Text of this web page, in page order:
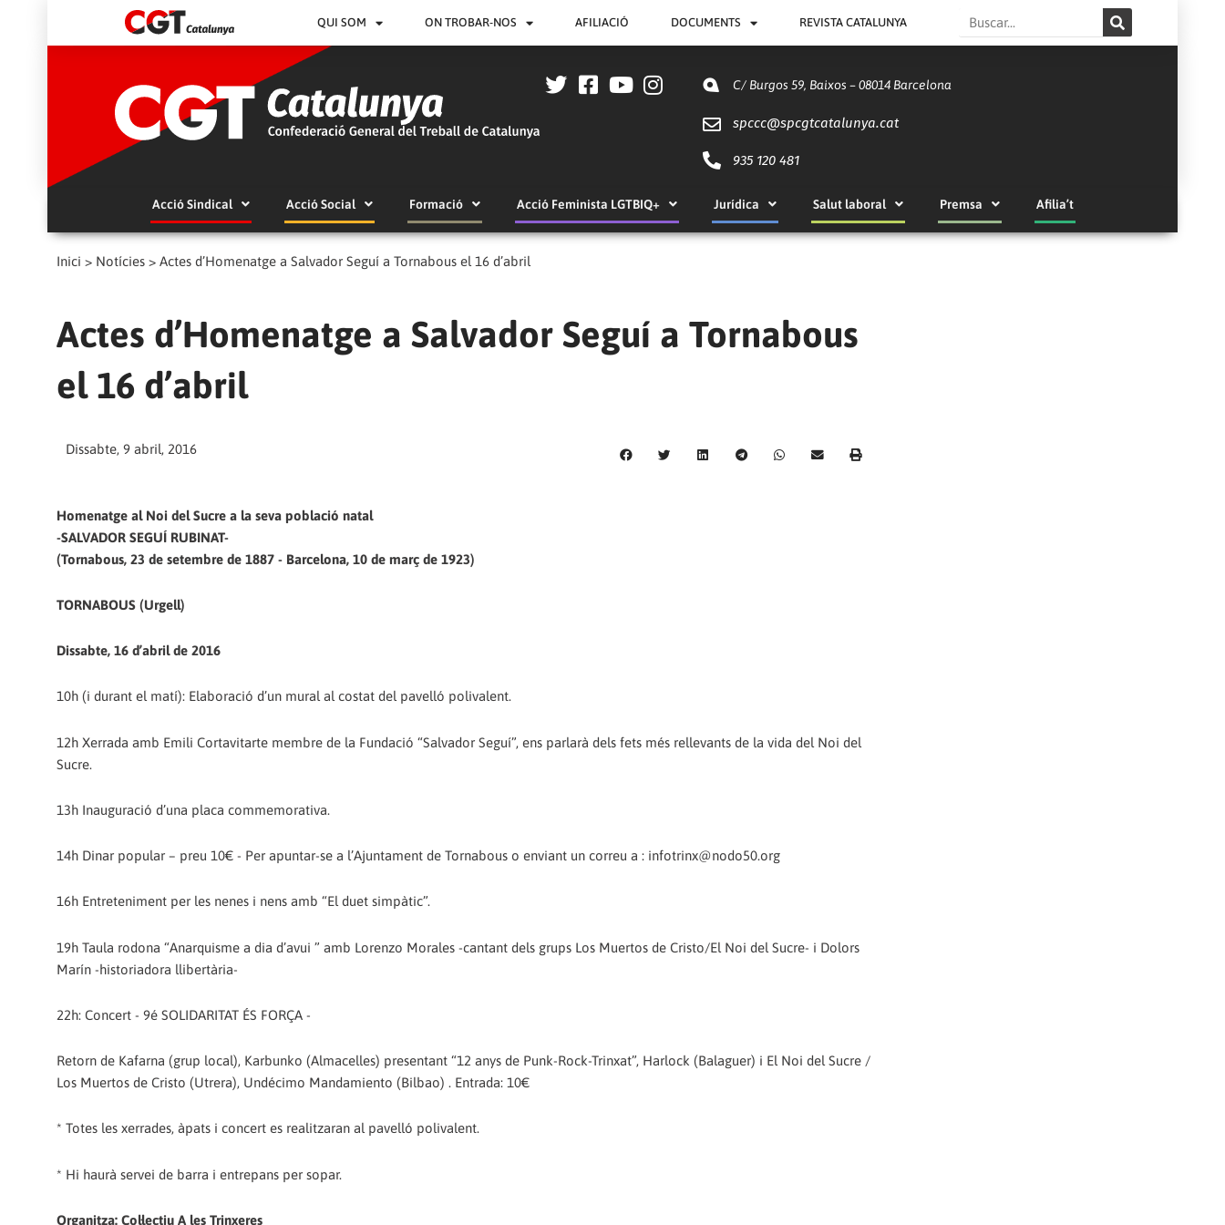
QUI SOM ON TROBAR-NOS AFILIACIÓ DOCUMENTS REVISTA CATALUNYA Search
C/ Burgos 59, Baixos – 08014 Barcelona
spccc@spcgtcatalunya.cat
935 120 481
Acció Sindical Acció Social Formació Acció Feminista LGTBIQ+ Jurídica Salut laboral Premsa Afilia’t
Inici > Notícies > Actes d’Homenatge a Salvador Seguí a Tornabous el 16 d’abril
Actes d’Homenatge a Salvador Seguí a Tornabous
el 16 d’abril
Dissabte, 9 abril, 2016
Homenatge al Noi del Sucre a la seva població natal
-SALVADOR SEGUÍ RUBINAT-
(Tornabous, 23 de setembre de 1887 - Barcelona, 10 de març de 1923)
TORNABOUS (Urgell)
Dissabte, 16 d’abril de 2016
10h (i durant el matí): Elaboració d’un mural al costat del pavelló polivalent.
12h Xerrada amb Emili Cortavitarte membre de la Fundació “Salvador Seguí”, ens parlarà dels fets més rellevants de la vida del Noi del
Sucre.
13h Inauguració d’una placa commemorativa.
14h Dinar popular – preu 10€ - Per apuntar-se a l’Ajuntament de Tornabous o enviant un correu a : infotrinx@nodo50.org
16h Entreteniment per les nenes i nens amb “El duet simpàtic”.
19h Taula rodona “Anarquisme a dia d’avui ” amb Lorenzo Morales -cantant dels grups Los Muertos de Cristo/El Noi del Sucre- i Dolors
Marín -historiadora llibertària-
22h: Concert - 9é SOLIDARITAT ÉS FORÇA -
Retorn de Kafarna (grup local), Karbunko (Almacelles) presentant “12 anys de Punk-Rock-Trinxat”, Harlock (Balaguer) i El Noi del Sucre /
Los Muertos de Cristo (Utrera), Undécimo Mandamiento (Bilbao) . Entrada: 10€
* Totes les xerrades, àpats i concert es realitzaran al pavelló polivalent.
* Hi haurà servei de barra i entrepans per sopar.
Organitza: Col·lectiu A les Trinxeres